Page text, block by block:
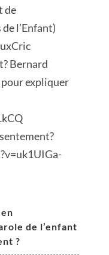
de
l’Enfant)
Bernard
expliquer
de l’enfant
?